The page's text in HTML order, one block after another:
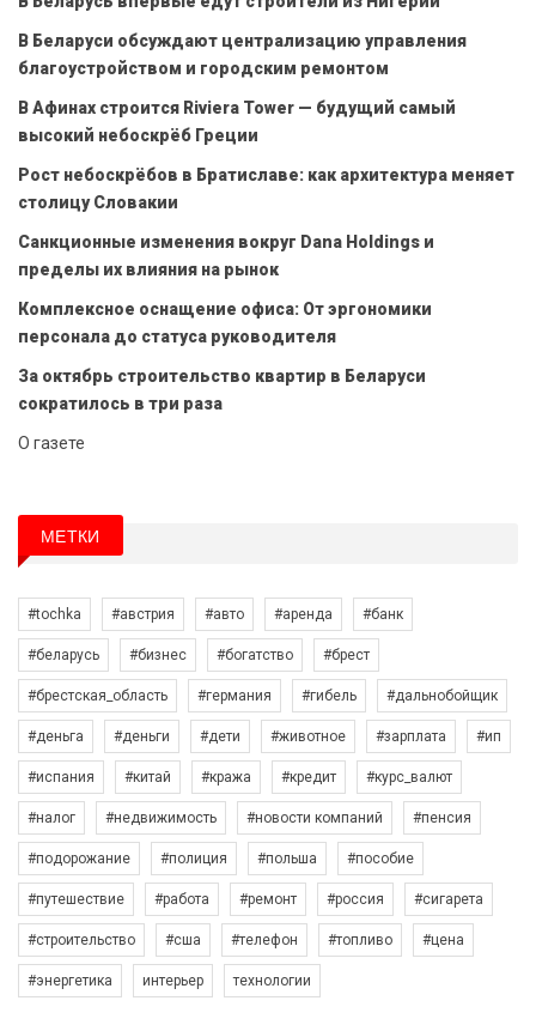
В Беларуси обсуждают централизацию управления
благоустройством и городским ремонтом
В Афинах строится Riviera Tower — будущий самый
высокий небоскрёб Греции
Рост небоскрёбов в Братиславе: как архитектура меняет
столицу Словакии
Санкционные изменения вокруг Dana Holdings и
пределы их влияния на рынок
Комплексное оснащение офиса: От эргономики
персонала до статуса руководителя
За октябрь строительство квартир в Беларуси
сократилось в три раза
О газете
МЕТКИ
#tochka #австрия #авто #аренда #банк
#беларусь #бизнес #богатство #брест
#брестская_область #германия #гибель #дальнобойщик
#деньга #деньги #дети #животное #зарплата #ип
#испания #китай #кража #кредит #курс_валют
#налог #недвижимость #новости компаний #пенсия
#подорожание #полиция #польша #пособие
#путешествие #работа #ремонт #россия #сигарета
#строительство #сша #телефон #топливо #цена
#энергетика интерьер технологии